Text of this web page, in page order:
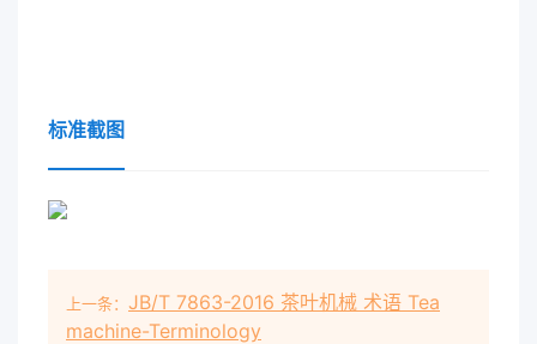
标准截图
上一条： JB/T 7863-2016 茶叶机械 术语 Tea
machine-Terminology